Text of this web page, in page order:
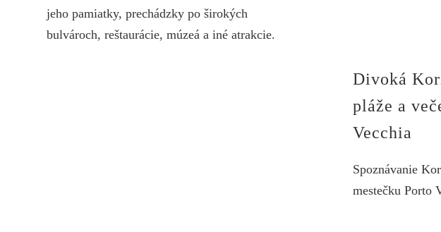
jeho pamiatky, prechádzky po širokých
bulvároch, reštaurácie, múzeá a iné atrakcie.
Divoká
pláže a
Vecchia
Spoznávanie
mestečku Porto